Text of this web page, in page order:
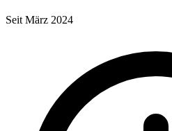
Seit März 2024